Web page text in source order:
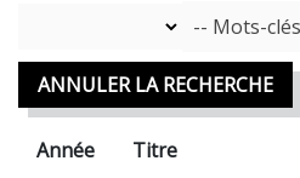
Mots Clefs
-- Mots-
ANNULER LA RECHERCHE
Année Titre